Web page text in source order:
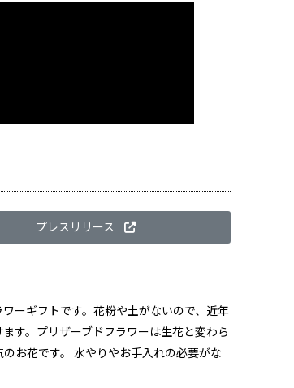
プレスリリース
ーギフトです。花粉や土がないので、近年
す。プリザーブドフラワーは生花と変わら
お花です。 水やりやお手入れの必要がな